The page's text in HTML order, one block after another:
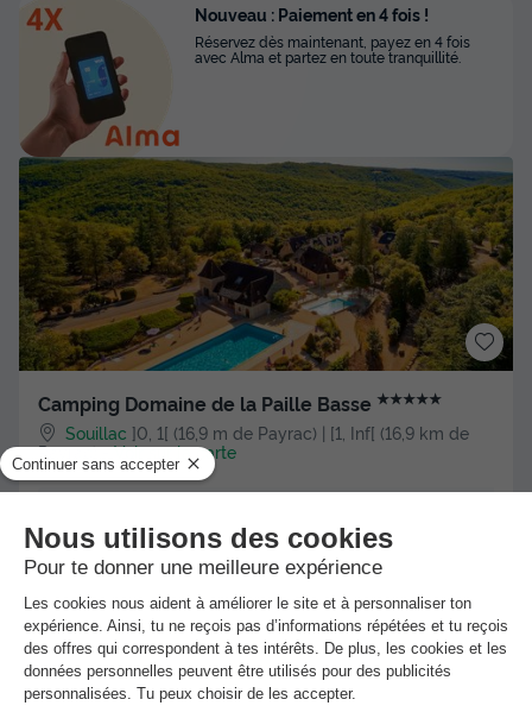
Camping Domaine de la Paille Basse ★★★★★
Souillac ]0, 1[ (16,9 m de Payrac) | [1, Inf[ (16,9 km de
Payrac)-Voir sur la carte
8.5
Piscine extérieure chauffée Toboggan aquatique
+ 2
TENTE TOILE ET BOIS 6 personnes - Type Lodgetent LG+
Meilleur prix pour 7 nuits
Nouveau : Paiement en 4 fois !
Réservez dès maintenant, payez en 4 fois
avec Alma et partez en toute tranquillité.